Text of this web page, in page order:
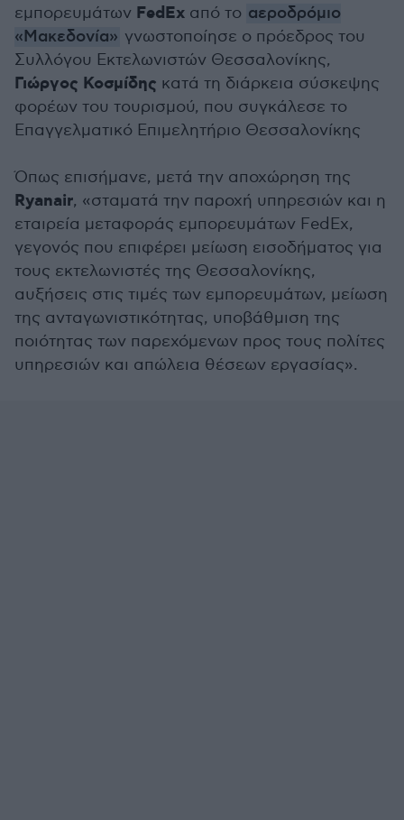
εμπορευμάτων FedEx από το αεροδρόμιο
«Μακεδονία» γνωστοποίησε ο πρόεδρος του
Συλλόγου Εκτελωνιστών Θεσσαλονίκης,
Γιώργος Κοσμίδης κατά τη διάρκεια σύσκεψης
φορέων του τουρισμού, που συγκάλεσε το
Επαγγελματικό Επιμελητήριο Θεσσαλονίκης
Όπως επισήμανε, μετά την αποχώρηση της
Ryanair, «σταματά την παροχή υπηρεσιών και η
εταιρεία μεταφοράς εμπορευμάτων FedEx,
γεγονός που επιφέρει μείωση εισοδήματος για
τους εκτελωνιστές της Θεσσαλονίκης,
αυξήσεις στις τιμές των εμπορευμάτων, μείωση
της ανταγωνιστικότητας, υποβάθμιση της
ποιότητας των παρεχόμενων προς τους πολίτες
υπηρεσιών και απώλεια θέσεων εργασίας».